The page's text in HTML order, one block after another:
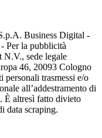
Business Digital -
Per la pubblicità
sede legale
46, 20093 Cologno
personali trasmessi e/o
all’addestramento di
È altresì fatto divieto
data scraping.